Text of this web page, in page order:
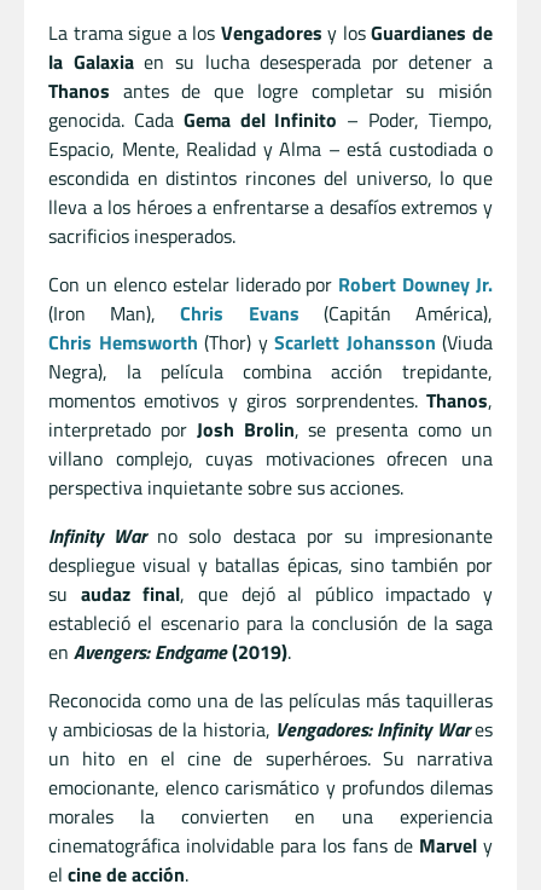
La trama sigue a los Vengadores y losGuardianes de
la Galaxiaen su lucha desesperada por detener a
Thanos antes de que logre completar su misión
genocida. Cada Gema del Infinito – Poder, Tiempo,
Espacio, Mente, Realidad y Alma – está custodiada o
escondida en distintos rincones del universo, lo que
lleva a los héroes a enfrentarse a desafíos extremos y
sacrificios inesperados.
Con un elenco estelar liderado por Robert Downey Jr.
(Iron Man),Chris Evans (Capitán América),
Chris Hemsworth (Thor) y Scarlett Johansson (Viuda
Negra), la película combina acción trepidante,
momentos emotivos y giros sorprendentes. Thanos,
interpretado por Josh Brolin, se presenta como un
villano complejo, cuyas motivaciones ofrecen una
perspectiva inquietante sobre sus acciones.
Infinity Warno solo destaca por su impresionante
despliegue visual y batallas épicas, sino también por
su audaz final, que dejó al público impactado y
estableció el escenario para la conclusión de la saga
en Avengers: Endgame(2019).
Reconocida como una de las películas más taquilleras
y ambiciosas de la historia, Vengadores: Infinity Wares
un hito en el cine de superhéroes. Su narrativa
emocionante, elenco carismático y profundos dilemas
morales la convierten en una experiencia
cinematográfica inolvidable para los fans de Marvely
el cine de acción.